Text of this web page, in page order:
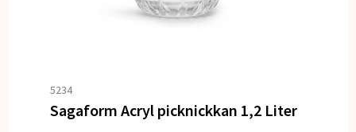
5234
Sagaform Acryl picknickkan 1,2 Liter